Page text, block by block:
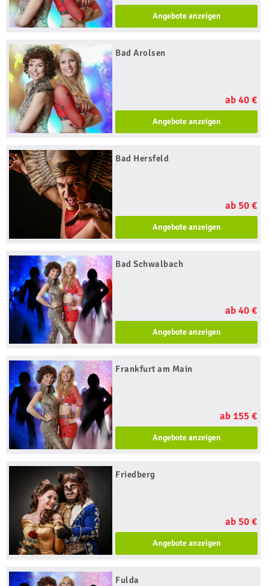
Angebote anzeigen
Bad Arolsen
ab 40 €
Angebote anzeigen
Bad Hersfeld
ab 50 €
Angebote anzeigen
Bad Schwalbach
ab 40 €
Angebote anzeigen
Frankfurt am Main
ab 155 €
Angebote anzeigen
Friedberg
ab 50 €
Angebote anzeigen
Fulda